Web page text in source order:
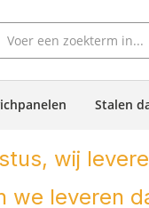
Stalen
wij
we leveren